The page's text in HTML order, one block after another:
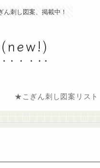
ん刺し図案、掲載中！
★こぎん刺し図案リスト